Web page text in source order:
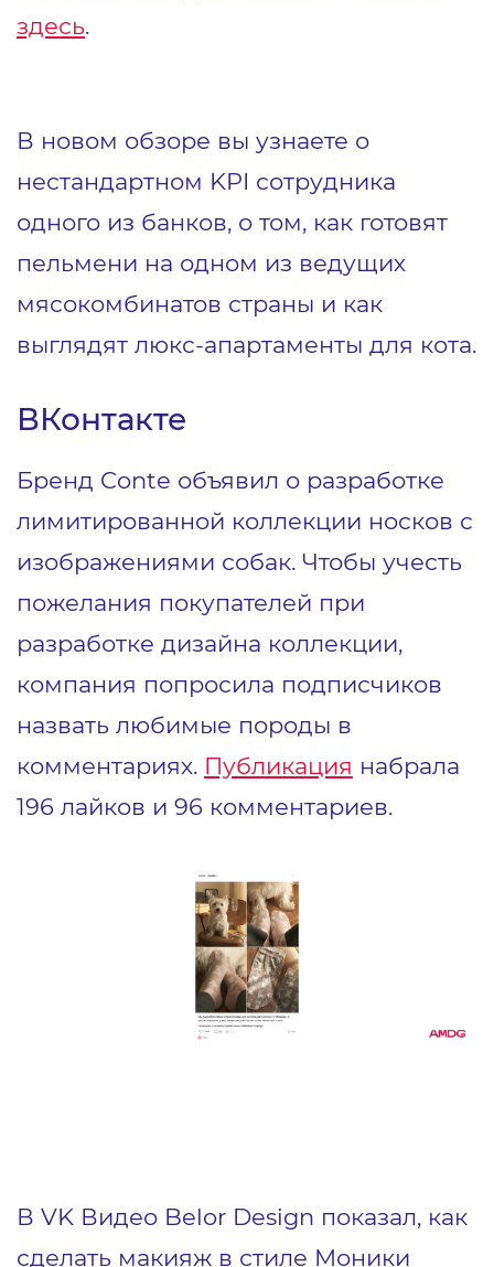
здесь.
В новом обзоре вы узнаете о
нестандартном KPI сотрудника
одного из банков, о том, как готовят
пельмени на одном из ведущих
мясокомбинатов страны и как
выглядят люкс-апартаменты для кота.
ВКонтакте
Бренд Conte объявил о разработке
лимитированной коллекции носков с
изображениями собак. Чтобы учесть
пожелания покупателей при
разработке дизайна коллекции,
компания попросила подписчиков
назвать любимые породы в
комментариях. Публикация набрала
196 лайков и 96 комментариев.
В VK Видео Belor Design показал, как
сделать макияж в стиле Моники